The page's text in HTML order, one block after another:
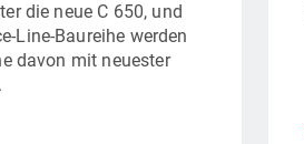
die neue C 650, und
Line-Baureihe werden
davon mit neuester